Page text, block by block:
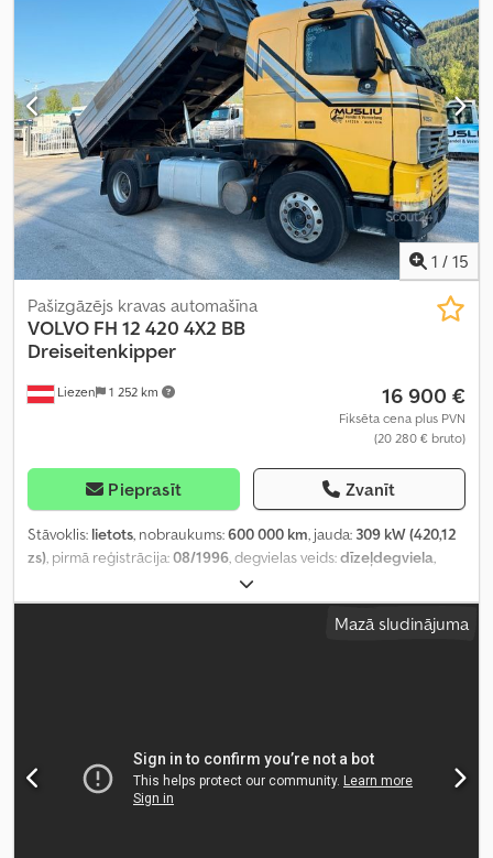
1 / 15
Liezen 1 252 km
Pašizgāzējs kravas automašīna
VOLVO FH 12 420 4X2 BB
Dreiseitenkipper
16 900 €
Fiksēta cena plus PVN
(20 280 € bruto)
Pieprasīt Zvanīt
Stāvoklis: lietots, nobraukums:600 000 km, jauda: 309 kW (420,12
zs), pirmā reģistrācija:08/1996, degvielas veids:dīzeļdegviela,
, asu konfigurācija:
pārnesuma veids:mehānisks, emisijas klase:euro2, Ražošanas
ABS, gaisa kondicionēšana, stāvvietas
Mazā sludinājuma